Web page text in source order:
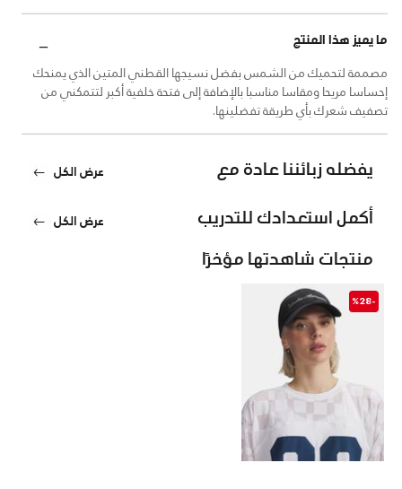
ما يميز هذا المنتج
مصممة لتحميك من الشمس بفضل نسيجها القطني المتين الذي يمنحك
إحساسا مريحا ومقاسا مناسبا بالإضافة إلى فتحة خلفية أكبر لتتمكني من
تصفيف شعرك بأي طريقة تفضلينها.
يفضله زبائننا عادة مع عرض الكل
أكمل استعدادك للتدريب عرض الكل
منتجات شاهدتها مؤخرًا
-%28